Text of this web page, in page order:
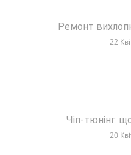
Ремонт
22
Чіп-тюнінг: що
20